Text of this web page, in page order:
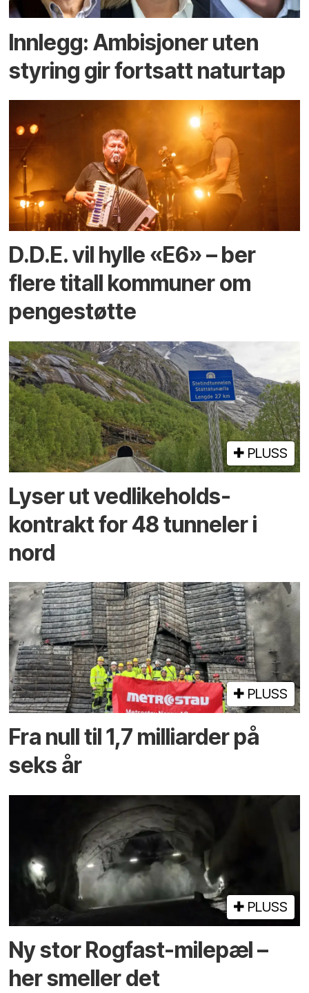
Innlegg: Ambisjoner uten
styring gir fortsatt naturtap
D.D.E. vil hylle «E6» – ber
flere titall kommuner om
pengestøtte
PLUSS
Lyser ut vedlikeholds­
kontrakt for 48 tunneler i
nord
PLUSS
Fra null til 1,7 milliarder på
seks år
PLUSS
Ny stor Rogfast-milepæl –
her smeller det